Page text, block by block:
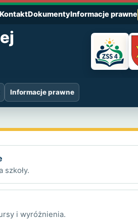
KontaktDokumentyInformacje prawne
Informacje prawne
szkoły.
i wyróżnienia.